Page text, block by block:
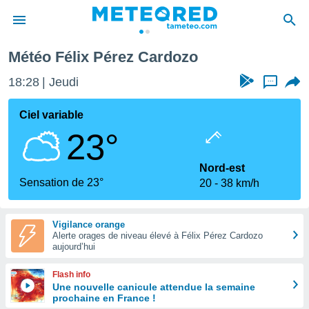
de
Météo Félix Pérez Cardozo
18:28 Jeudi ...
Ciel variable
23°
Sensation de 23°
Nord-est
20
38 km/h
Vigilance orange
Alerte orages de niveau élevé à Félix Pérez Cardozo
aujourd’hui
Flash info
Une nouvelle canicule attendue la semaine
prochaine en France !